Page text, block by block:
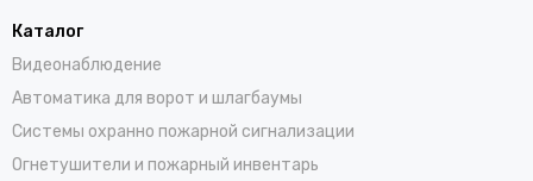
Каталог
Видеонаблюдение
Автоматика для ворот и шлагбаумы
Системы охранно пожарной сигнализации
Огнетушители и пожарный инвентарь